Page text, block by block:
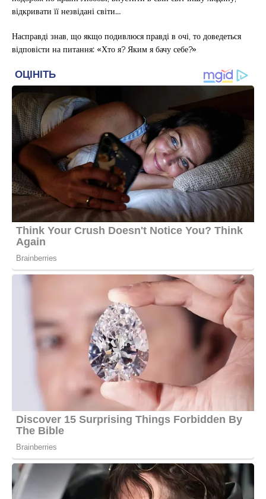
відкривати її незвідані світи…
Насправді знав, що якщо подивлюся правді в очі, то доведеться
відповісти на питання: «Хто я? Яким я бачу себе?»